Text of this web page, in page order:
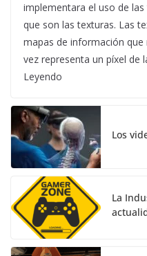
implementara el uso de
que son las texturas. Las
mapas de información
vez representa un píxel de
Leyendo
Los
La